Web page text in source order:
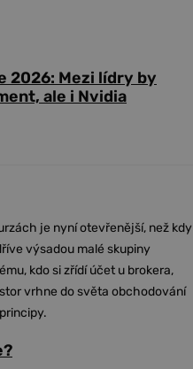
2026: Mezi lídry by
ale i Nvidia
je nyní otevřenější, než kdy
výsadou malé skupiny
kdo si zřídí účet u brokera,
vrhne do světa obchodování